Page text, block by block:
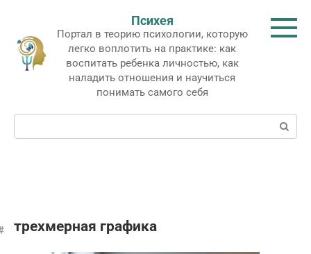
контенту
Психея
Портал в теорию психологии, которую
легко воплотить на практике: как
воспитать ребенка личностью, как
наладить отношения и научиться
понимать самого себя
Поиск:
трехмерная графика